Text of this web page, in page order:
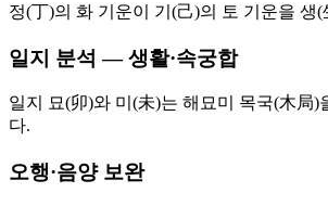
정(丁)의 화 기운이 기(己)의 토 기운을
일지 분석 — 생활·속궁합
일지 묘(卯)와 미(未)는 해묘미 목국(木局
다.
오행·음양 보완